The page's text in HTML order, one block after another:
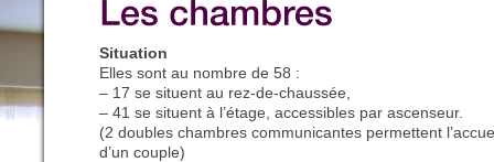
Situation
Elles sont au nombre de 58 :
– 17 se situent au rez-de-chaussée,
– 41 se situent à l’étage, accessibles par ascenseur.
(2 doubles chambres communicantes permettent
d’un couple)